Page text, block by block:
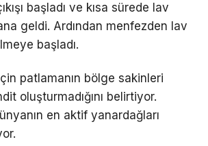
başladı ve kısa sürede lav
geldi. Ardından menfezden lav
başladı.
patlamanın bölge sakinleri
oluşturmadığını belirtiyor.
en aktif yanardağları